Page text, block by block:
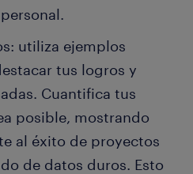
utiliza ejemplos
tus logros y
Cuantifica tus
posible, mostrando
al éxito de proyectos
de datos duros. Esto